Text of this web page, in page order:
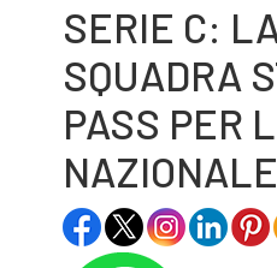
SERIE C:
SQUADRA
PASS PER
NAZIONALE